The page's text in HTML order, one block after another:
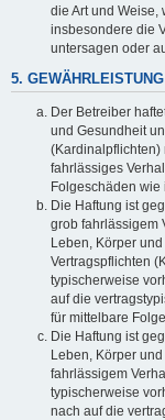
die Art und Weise,
insbesondere die
untersagen oder
5. GEWÄHRLEISTUNG
Der Betreiber
und Gesundheit
(Kardinalpflichten)
fahrlässiges
Folgeschäden wie
Die Haftung ist
grob fahrlässigem
Leben, Körper
Vertragspflichten
typischerweise
auf die
für mittelbare
Die Haftung ist
Leben, Körper
fahrlässigem
typischerweise
nach auf die